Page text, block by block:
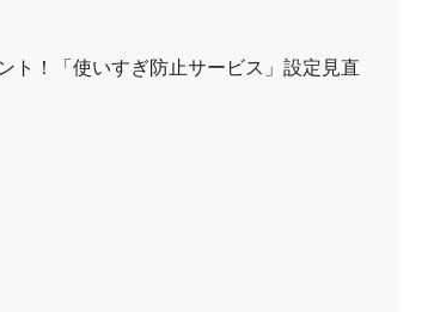
ト！「使いすぎ防止サービス」設定見直